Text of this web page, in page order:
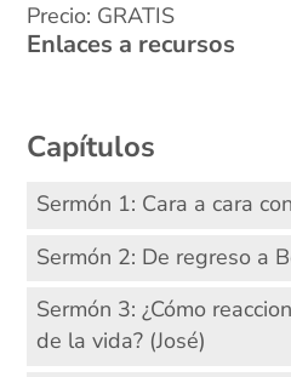
Precio: GRATIS
Enlaces a recursos
Capítulos
Sermón 1: Cara a cara
Sermón 2: De regreso a
Sermón 3: ¿Cómo
de la vida? (José)